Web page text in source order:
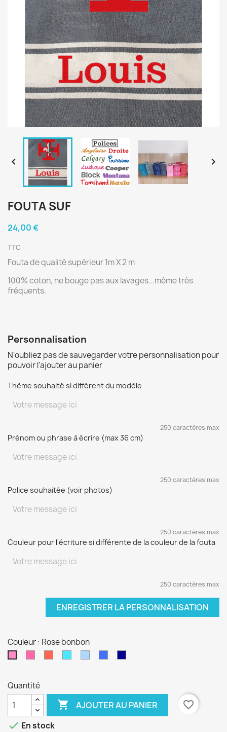
 
FOUTA SUF
24,00 €
TTC
Fouta de qualité supérieur 1m X 2 m
100% coton, ne bouge pas aux lavages...même très
fréquents.
Personnalisation
N'oubliez pas de sauvegarder votre personnalisation pour
pouvoir l'ajouter au panier
Thème souhaité si différent du modèle
250 caractères max
Prénom ou phrase à écrire (max 36 cm)
250 caractères max
Police souhaitée (voir photos)
250 caractères max
Couleur pour l'écriture si différente de la couleur de la fouta
250 caractères max
ENREGISTRER LA PERSONNALISATION
Couleur : Rose bonbon
Quantité
 AJOUTER AU PANIER
favorite_border
 En stock